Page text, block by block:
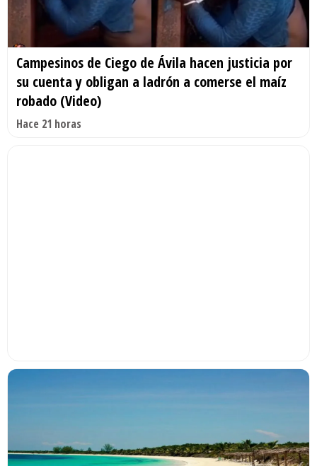
Campesinos de Ciego de Ávila hacen justicia por
su cuenta y obligan a ladrón a comerse el maíz
robado (Video)
Hace 21 horas